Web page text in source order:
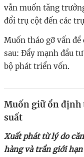
vẫn muốn tăng
đổi trụ cột đến các
Muốn tháo gỡ vấn
sau: Đẩy mạnh đầu
bộ phát triển vốn.
Muốn giữ ổn định
suất
Xuất phát từ lý do
hàng và trần giới